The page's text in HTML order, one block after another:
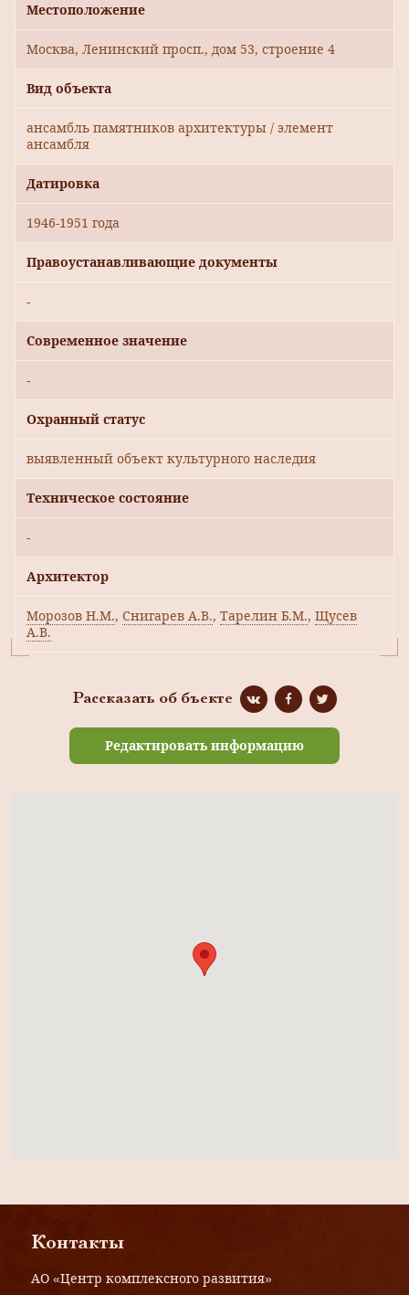
Местоположение
Москва, Ленинский просп., дом 53, строение 4
Вид объекта
ансамбль памятников архитектуры / элемент
ансамбля
Датировка
1946-1951 года
Правоустанавливающие документы
-
Современное значение
-
Охранный статус
выявленный объект культурного наследия
Техническое состояние
-
Архитектор
Морозов Н.М., Снигарев А.В., Тарелин Б.М., Щусев
А.В.
Рассказать об бъекте
Редактировать информацию
Контакты
АО «Центр комплексного развития»